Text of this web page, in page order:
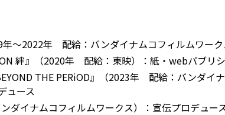
～2022年 配給：バンダイナムコフィルムワー
絆』（2020年 配給：東映）：紙・webパブリ
THE PERiOD』（2023年 配給：バンダイ
ュース
ダイナムコフィルムワークス）：宣伝プロデュー